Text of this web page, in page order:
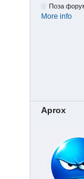
Поза
More info
Aprox